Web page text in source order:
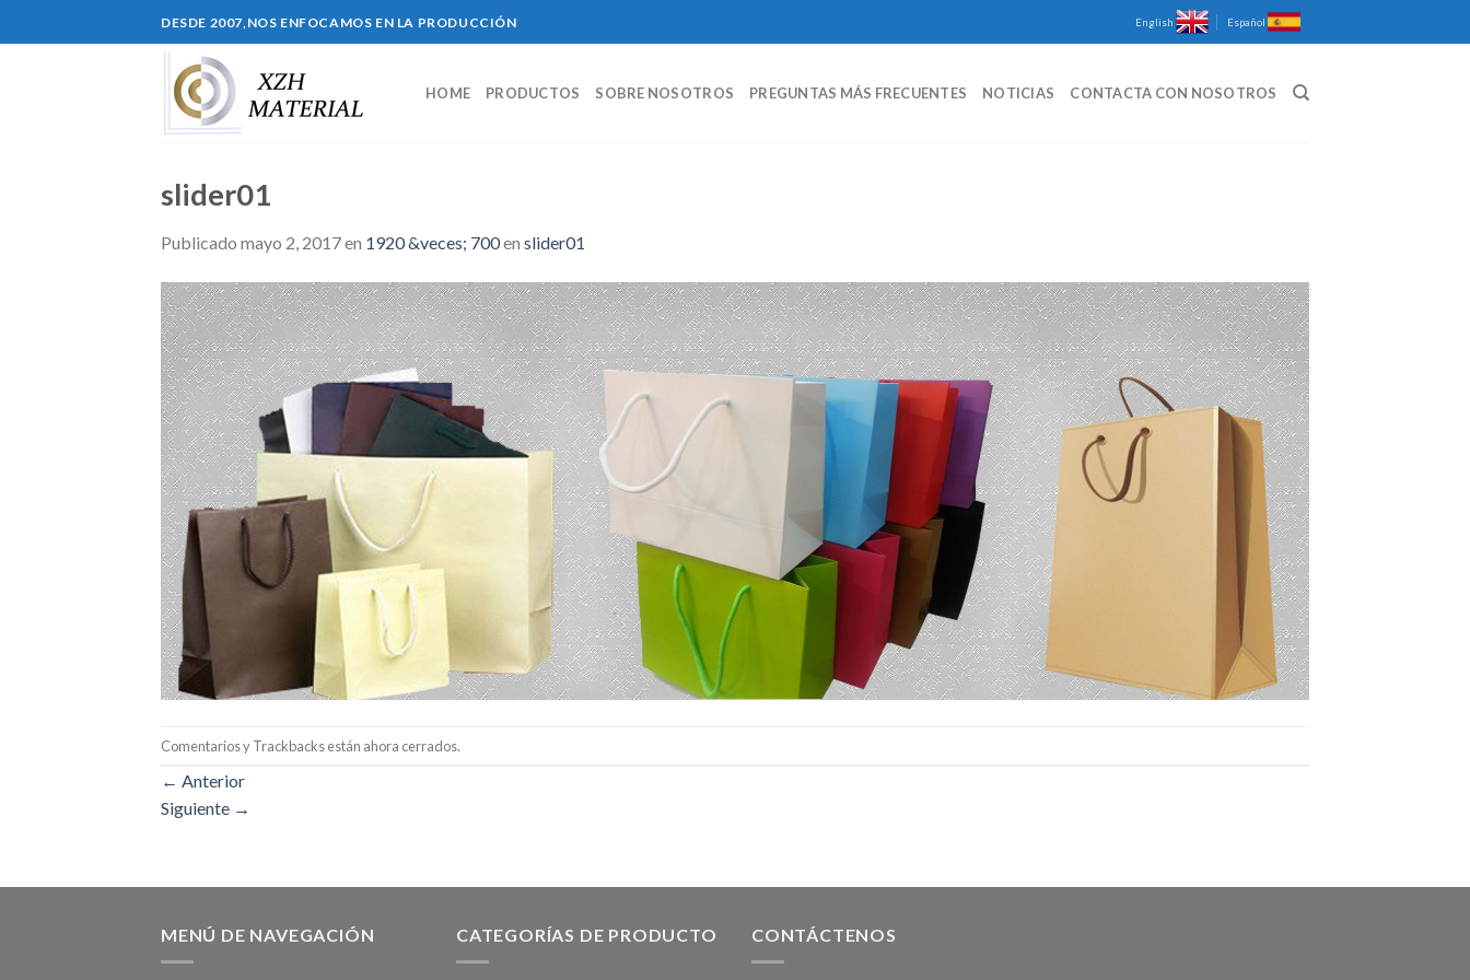
to
DESDE 2007,NOS ENFOCAMOS EN LA PRODUCCIÓN English Español
HOME PRODUCTOS SOBRE NOSOTROS PREGUNTAS MÁS FRECUENTES NOTICIAS CONTACTA CON NOSOTROS
slider01
Publicado mayo 2, 2017en 1920 &veces; 700en slider01
Comentarios y Trackbacks están ahora cerrados.
← Anterior
Siguiente →
MENÚ DE NAVEGACIÓN CATEGORÍAS DE PRODUCTO CONTÁCTENOS